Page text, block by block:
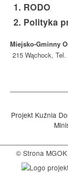
1. RODO
2. Polityka
Miejsko-Gminny
215 Wąchock,
Projekt Kuźnia
© Strona